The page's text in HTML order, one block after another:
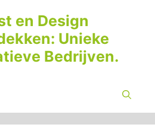
en Design
Unieke
Bedrijven.